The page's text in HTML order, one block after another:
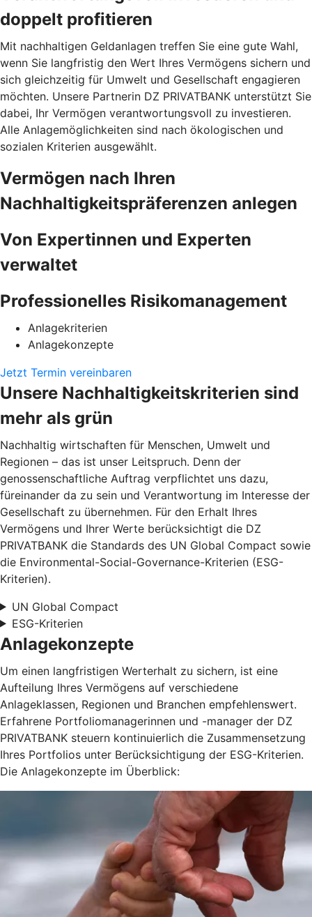
doppelt profitieren
Mit nachhaltigen Geldanlagen treffen Sie eine gute Wahl,
wenn Sie langfristig den Wert Ihres Vermögens sichern und
sich gleichzeitig für Umwelt und Gesellschaft engagieren
möchten. Unsere Partnerin DZ PRIVATBANK unterstützt Sie
dabei, Ihr Vermögen verantwortungsvoll zu investieren.
Alle Anlagemöglichkeiten sind nach ökologischen und
sozialen Kriterien ausgewählt.
Vermögen nach Ihren
Nachhaltigkeitspräferenzen anlegen
Von Expertinnen und Experten
verwaltet
Professionelles Risikomanagement
Anlagekriterien
Anlagekonzepte
Jetzt Termin vereinbaren
Unsere Nachhaltigkeitskriterien sind
mehr als grün
Nachhaltig wirtschaften für Menschen, Umwelt und
Regionen – das ist unser Leitspruch. Denn der
genossenschaftliche Auftrag verpflichtet uns dazu,
füreinander da zu sein und Verantwortung im Interesse der
Gesellschaft zu übernehmen. Für den Erhalt Ihres
Vermögens und Ihrer Werte berücksichtigt die DZ
PRIVATBANK die Standards des UN Global Compact sowie
die Environmental-Social-Governance-Kriterien (ESG-
Kriterien).
UN Global Compact
ESG-Kriterien
Anlagekonzepte
Um einen langfristigen Werterhalt zu sichern, ist eine
Aufteilung Ihres Vermögens auf verschiedene
Anlageklassen, Regionen und Branchen empfehlenswert.
Erfahrene Portfoliomanagerinnen und -manager der DZ
PRIVATBANK steuern kontinuierlich die Zusammensetzung
Ihres Portfolios unter Berücksichtigung der ESG-Kriterien.
Die Anlagekonzepte im Überblick: